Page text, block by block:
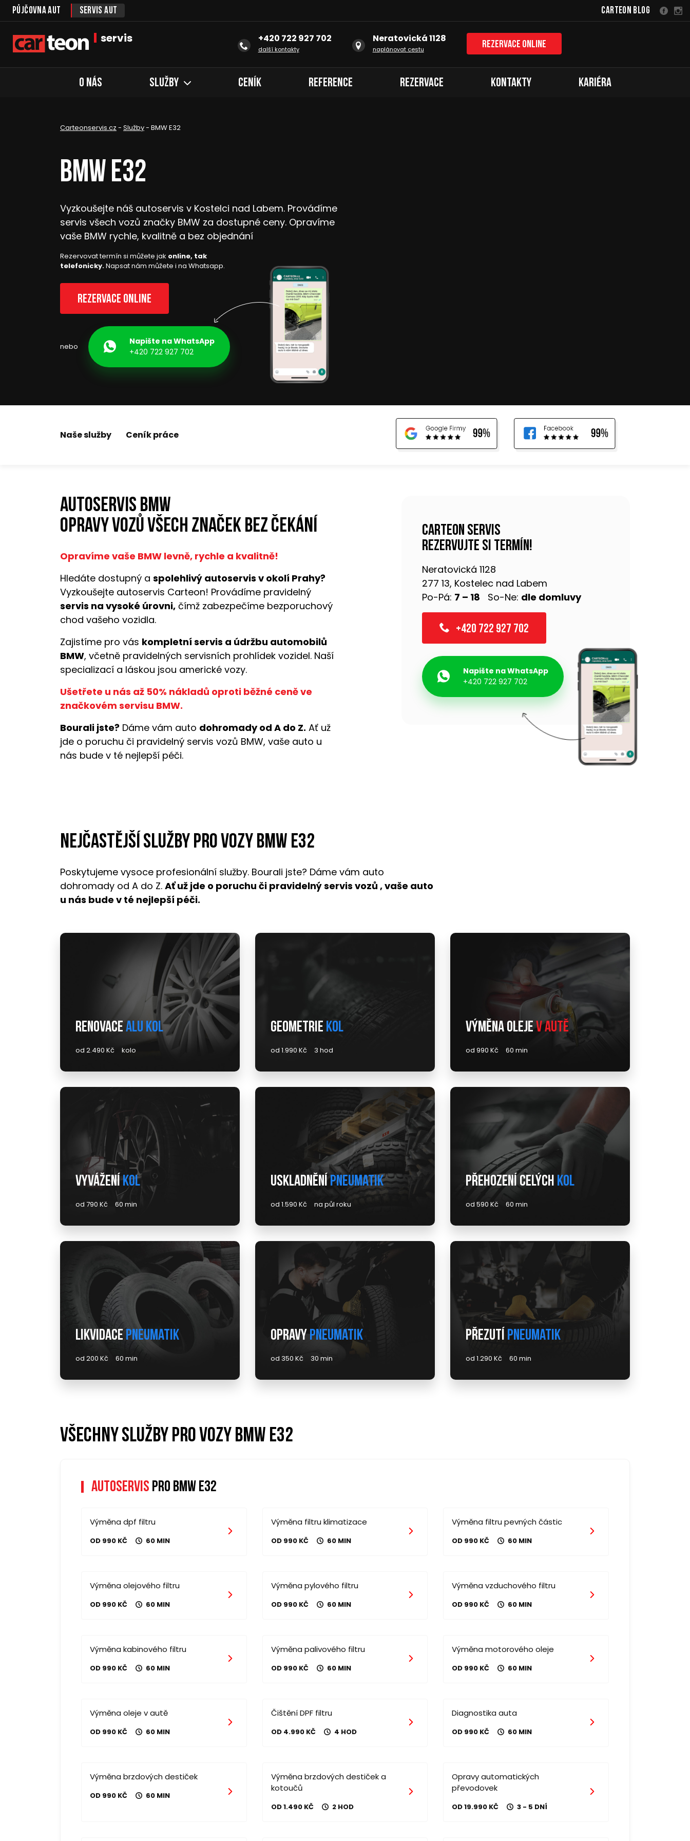
Půjčovna aut Servis aut Carteon Blog
servis +420 722 927 702
další kontakty
Neratovická 1128
naplánovat cestu Rezervace online
O nás Služby Ceník Reference Rezervace Kontakty Kariéra
Carteonservis.cz - Služby- BMW E32
BMW E32
Vyzkoušejte náš autoservis v Kostelci nad Labem. Provádíme
servis všech vozů značky BMW za dostupné ceny. Opravíme
vaše BMW rychle, kvalitně a bez objednání
Rezervovat termín si můžete jak online, tak
telefonicky.Napsat nám můžete i na Whatsapp.
Rezervace online
nebo
Napište na WhatsApp
+420 722 927 702
Naše služby Ceník práce
Autoservis BMW
opravy vozů všech značek bez čekání
Opravíme vaše BMW levně, rychle a kvalitně!
Hledáte dostupný a spolehlivý autoservis v okolí Prahy?
Vyzkoušejte autoservis Carteon! Provádíme pravidelný
servis na vysoké úrovni, čímž zabezpečíme bezporuchový
chod vašeho vozidla.
Zajistíme pro vás kompletní servis a údržbu automobilů
BMW, včetně pravidelných servisních prohlídek vozidel. Naší
specializací a láskou jsou americké vozy.
Ušetřete u nás až 50% nákladů oproti běžné ceně ve
značkovém servisu BMW.
Bourali jste? Dáme vám auto dohromady od A do Z. Ať už
jde o poruchu či pravidelný servis vozů BMW, vaše auto u
nás bude v té nejlepší péči.
Carteon servis
rezervujte si termín!
Neratovická 1128
277 13, Kostelec nad Labem
Po-Pá: 7 – 18 So-Ne: dle domluvy
+420 722 927 702
Napište na WhatsApp
+420 722 927 702
Nejčastější služby pro vozy BMW E32
Poskytujeme vysoce profesionální služby. Bourali jste? Dáme vám auto
dohromady od A do Z. Ať už jde o poruchu či pravidelný servis vozů , vaše auto
u nás bude v té nejlepší péči.
Renovacealu kol
od 2.490 Kč kolo
Geometrie kol
od 1.990 Kč 3 hod
Výměna olejev autě
od 990 Kč 60 min
Vyváženíkol
od 790 Kč 60 min
Uskladněnípneumatik
od 1.590 Kč na půl roku
Přehození celých kol
od 590 Kč 60 min
Likvidacepneumatik
od 200 Kč 60 min
Opravypneumatik
od 350 Kč 30 min
Přezutí pneumatik
od 1.290 Kč 60 min
Všechny služby pro vozy bmw e32
Autoservis pro bmw e32
Výměna dpf filtru
OD 990 KČ 60 MIN
Výměna filtru klimatizace
OD 990 KČ 60 MIN
Výměna filtru pevných částic
OD 990 KČ 60 MIN
Výměna olejového filtru
OD 990 KČ 60 MIN
Výměna pylového filtru
OD 990 KČ 60 MIN
Výměna vzduchového filtru
OD 990 KČ 60 MIN
Výměna kabinového filtru
OD 990 KČ 60 MIN
Výměna palivového filtru
OD 990 KČ 60 MIN
Výměna motorového oleje
OD 990 KČ 60 MIN
Výměna oleje v autě
OD 990 KČ 60 MIN
Čištění DPF filtru
OD 4.990 KČ 4 HOD
Diagnostika auta
OD 990 KČ 60 MIN
Výměna brzdových destiček
OD 990 KČ 60 MIN
Výměna brzdových destiček a
kotoučů
OD 1.490 KČ 2 HOD
Opravy automatických
převodovek
OD 19.990 KČ 3 - 5 DNÍ